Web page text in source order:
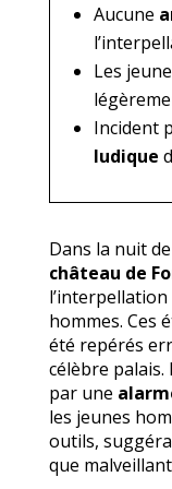
Aucune
Les
Incident
ludique
Dans la nuit
château de
hommes. Ces
été repérés
célèbre palais.
par une
les jeunes
outils,
que